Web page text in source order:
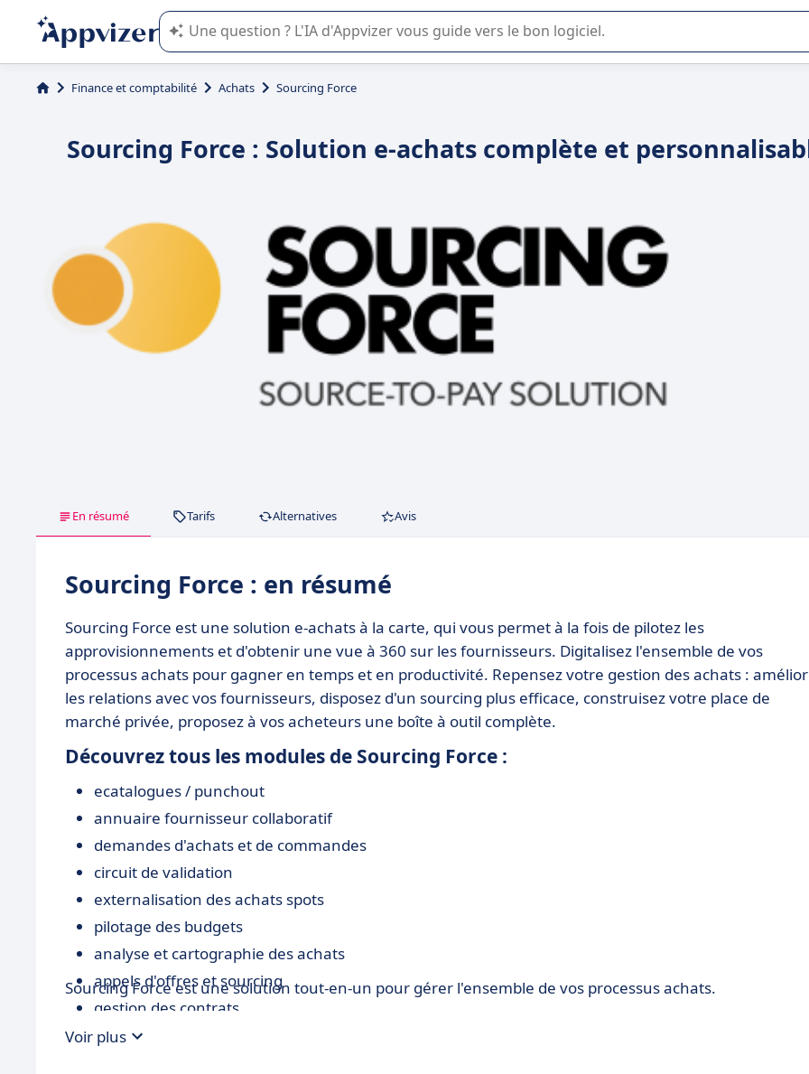
L'IA de Appvizer vous guide dans l'utilisation ou la sélection de logiciel SaaS en entreprise.
Finance et comptabilité Achats Sourcing Force
Sourcing Force : Solution e-achats complète et
En résumé Tarifs Alternatives Avis
Sourcing Force : en résumé
Sourcing Force est une solution e-achats à la carte, qui vous permet à la fois de pilotez les
approvisionnements et d'obtenir une vue à 360 sur les fournisseurs. Digitalisez l'ensemble de vos
processus achats pour gagner en temps et en productivité. Repensez votre gestion des achats :
les relations avec vos fournisseurs, disposez d'un sourcing plus efficace, construisez votre place de
marché privée, proposez à vos acheteurs une boîte à outil complète.
Découvrez tous les modules de Sourcing Force :
ecatalogues / punchout
annuaire fournisseur collaboratif
demandes d'achats et de commandes
circuit de validation
externalisation des achats spots
pilotage des budgets
analyse et cartographie des achats
appels d'offres et sourcing
gestion des contrats
pilotage de la performance des acheteurs
Sourcing Force est une solution tout-en-un pour gérer l'ensemble de vos processus achats.
Voir plus